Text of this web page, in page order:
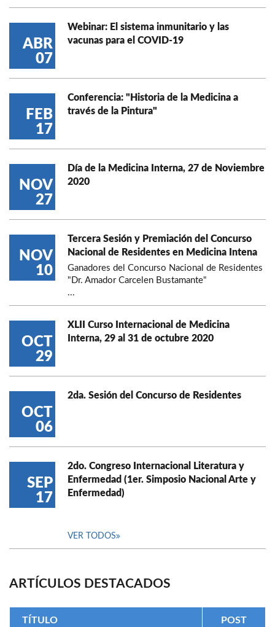
ABR
07
Webinar: El sistema inmunitario y las
vacunas para el COVID-19
FEB
17
Conferencia: "Historia de la Medicina a
través de la Pintura"
NOV
27
Día de la Medicina Interna, 27 de Noviembre
2020
NOV
10
Tercera Sesión y Premiación del Concurso
Nacional de Residentes en Medicina Intena
Ganadores del Concurso Nacional de Residentes
"Dr. Amador Carcelen Bustamante"
...
OCT
29
XLII Curso Internacional de Medicina
Interna, 29 al 31 de octubre 2020
OCT
06
2da. Sesión del Concurso de Residentes
SEP
17
2do. Congreso Internacional Literatura y
Enfermedad (1er. Simposio Nacional Arte y
Enfermedad)
VER TODOS
ARTÍCULOS DESTACADOS
TÍTULO POST